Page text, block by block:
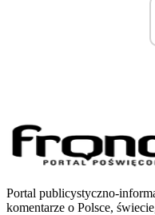
Portal publicystyczno-
komentarze o Polsce,